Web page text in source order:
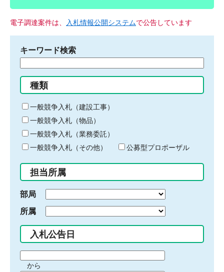
電子調達案件は、 入札情報公開システムで公告しています
キーワード検索
る
キ
ー
ワ
ー
ド
入
力
種類
一般競争入札（建設工事）
一般競争入札（物品）
一般競争入札（業務委託）
一般競争入札（その他）
公募型プロポーザル
担当所属
部局
所属
入札公告日
間から